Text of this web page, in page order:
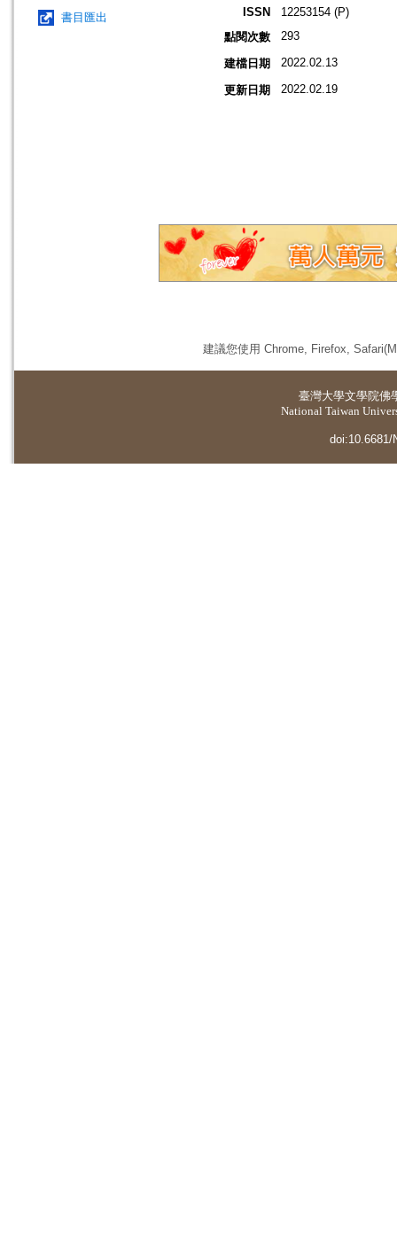
書目匯出
ISSN
12253154 (P)
點閱次數
293
建檔日期 2022.02.13
更新日期 2022.02.19
建議您使用 Chrome, Firefox,
臺灣大學文學院佛
National Taiwan
doi:10.6681/